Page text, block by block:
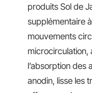
produits Sol de
supplémentaire
mouvements
microcirculation,
l’absorption des
anodin, lisse les